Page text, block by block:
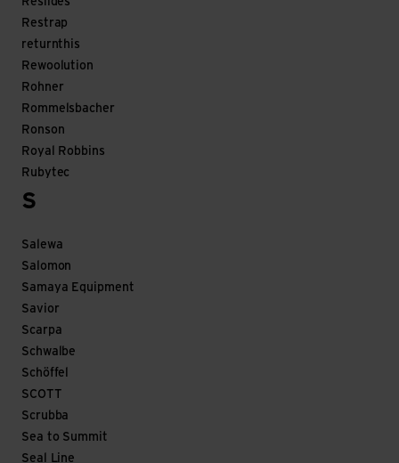
Restrap
returnthis
Rewoolution
Rohner
Rommelsbacher
Ronson
Royal Robbins
Rubytec
S
Salewa
Salomon
Samaya Equipment
Savior
Scarpa
Schwalbe
Schöffel
SCOTT
Scrubba
Sea to Summit
Seal Line